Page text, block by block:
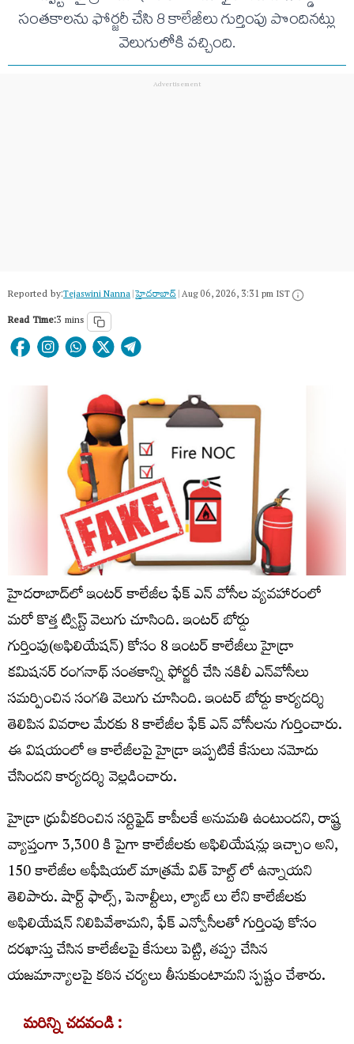
సంతకాలను ఫోర్జరీ చేసి 8 కాలేజీలు గుర్తింపు పొందినట్లు
వెలుగులోకి వచ్చింది.
Reported by:Tejaswini Nanna|హైదరాబాద్​|Aug 06, 2026, 3:31 pm IST
Read Time:3 mins
హైదరాబాద్‍లో ఇంటర్ కాలేజీల ఫేక్ ఎన్ వోసీల వ్యవహారంలో
మరో కొత్త ట్విస్ట్ వెలుగు చూసింది. ఇంటర్ బోర్డు
గుర్తింపు(అఫిలియేషన్) కోసం 8 ఇంటర్ కాలేజీలు హైడ్రా
కమిషనర్ రంగనాథ్ సంతకాన్ని ఫోర్జరీ చేసి నకిలీ ఎన్‍వోసీలు
సమర్పించిన సంగతి వెలుగు చూసింది. ఇంటర్ బోర్డు కార్యదర్శి
తెలిపిన వివరాల మేరకు 8 కాలేజీల ఫేక్ ఎన్ వోసీలను గుర్తించారు.
ఈ విషయంలో ఆ కాలేజీలపై హైడ్రా ఇప్పటికే కేసులు నమోదు
చేసిందని కార్యదర్శి వెల్లడించారు.
హైడ్రా ధ్రువీకరించిన సర్టిఫైడ్ కాపీలకే అనుమతి ఉంటుందని, రాష్ట్ర
వ్యాప్తంగా 3,300 కి పైగా కాలేజీలకు అఫిలియేషన్లు ఇచ్చాం అని,
150 కాలేజీల అఫీషియల్ మాత్రమే విత్ హెల్ట్ లో ఉన్నాయని
తెలిపారు. షార్ట్ ఫాల్స్, పెనాల్టీలు, ల్యాబ్ లు లేని కాలేజీలకు
అఫిలియేషన్ నిలిపివేశామని, ఫేక్ ఎన్వోసీలతో గుర్తింపు కోసం
దరఖాస్తు చేసిన కాలేజీలపై కేసులు పెట్టి, తప్పు చేసిన
యజమాన్యాలపై కఠిన చర్యలు తీసుకుంటామని స్పష్టం చేశారు.
మరిన్ని చదవండి :